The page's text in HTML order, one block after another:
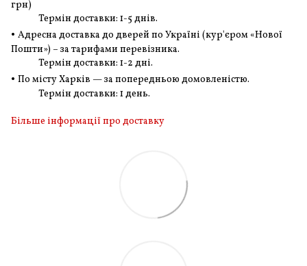
грн)
Термін доставки: 1-5 днів.
• Адресна доставка до дверей по Україні (кур'єром «Нової
Пошти») – за тарифами перевізника.
Термін доставки: 1-2 дні.
• По місту Харків — за попередньою домовленістю.
Термін доставки: 1 день.
Більше інформації про доставку